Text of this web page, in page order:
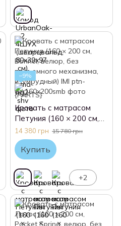
−9%
Кровать с матрасом
Петуния (160 × 200 см,
Bonnel, велюр, без
подъемного механизма,
изумрудный) IMI
14 380 грн 15 780 грн
Купить
+2